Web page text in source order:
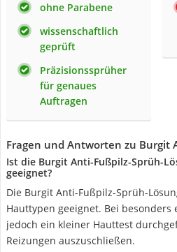
ohne Parabene
wissenschaftlich
geprüft
Präzisionssprüher
für genaues
Auftragen
Fragen und Antworten zu Burgit
Ist die Burgit Anti-Fußpilz-Sprüh-
geeignet?
Die Burgit Anti-Fußpilz-Sprüh-
Hauttypen geeignet. Bei
jedoch ein kleiner Hauttest
Reizungen auszuschließen.